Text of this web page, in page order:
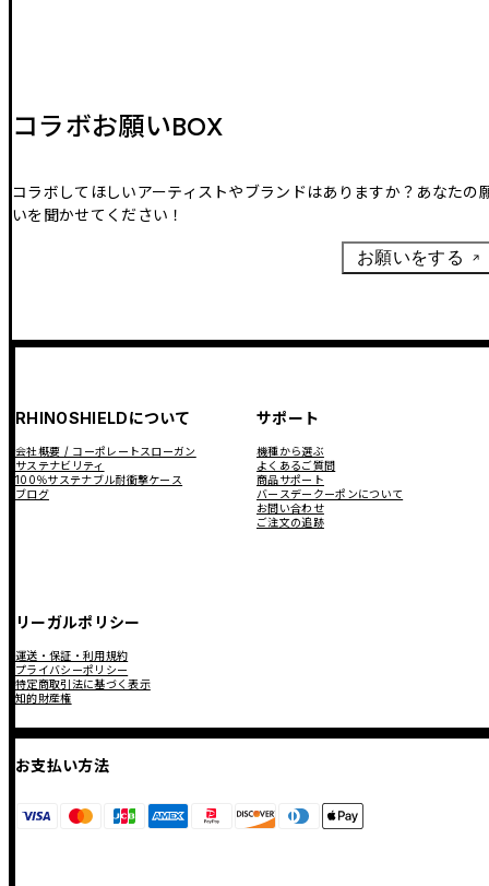
コラボお願いBOX
コラボしてほしいアーティストやブランドはありますか？あなたの
いを聞かせてください！
お願いをする
RHINOSHIELDについて
会社概要 / コーポレートスローガン
サステナビリティ
100％サステナブル耐衝撃ケース
ブログ
サポート
機種から選ぶ
よくあるご質問
商品サポート
バースデークーポンについて
お問い合わせ
ご注文の追跡
リーガルポリシー
運送・保証・利用規約
プライバシーポリシー
特定商取引法に基づく表示
知的財産権
お支払い方法